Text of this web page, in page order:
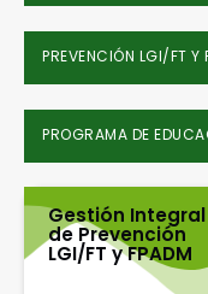
Gestión Integral
de Prevención
LGI/FT y FPADM
PREVENCIÓN LGI/FT Y
PROGRAMA DE